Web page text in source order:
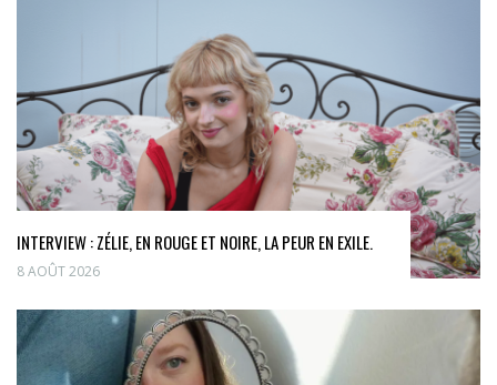
INTERVIEW : ZÉLIE, EN ROUGE ET NOIRE, LA PEUR EN EXILE.
8 AOÛT 2026